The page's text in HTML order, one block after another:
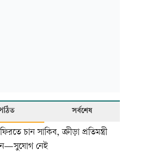
সর্বশেষ
চান সাকিব, ক্রীড়া প্রতিমন্ত্রী
নেই